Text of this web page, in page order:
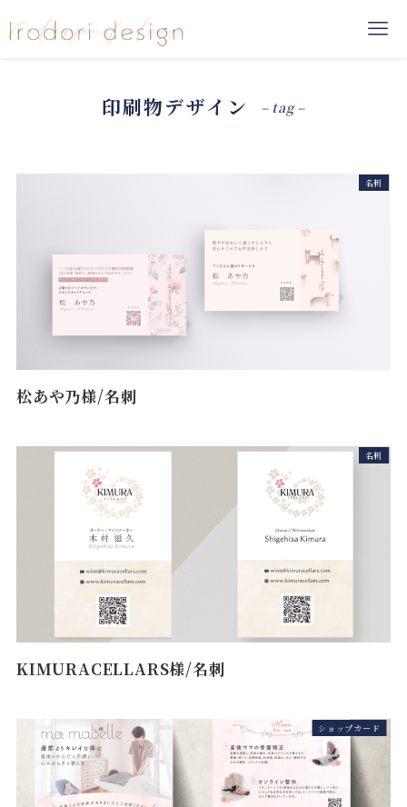
印刷物デザイン – tag –
名刺
松あや乃様/名刺
名刺
KIMURACELLARS様/名刺
ショップカード